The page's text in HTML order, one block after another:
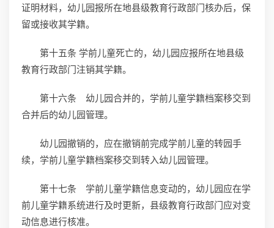
证明材料，幼儿园报所在地县级教育行政部门核办后，保
留或接收其学籍。
第十五条 学前儿童死亡的，幼儿园应报所在地县级
教育行政部门注销其学籍。
第十六条 幼儿园合并的，学前儿童学籍档案移交到
合并后的幼儿园管理。
幼儿园撤销的，应在撤销前完成学前儿童的转园手
续，学前儿童学籍档案移交到转入幼儿园管理。
第十七条 学前儿童学籍信息变动的，幼儿园应在学
前儿童学籍系统进行及时更新，县级教育行政部门应对变
动信息进行核准。